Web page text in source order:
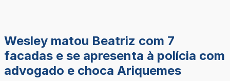
Wesley matou Beatriz com 7
facadas e se apresenta à polícia com
advogado e choca Ariquemes